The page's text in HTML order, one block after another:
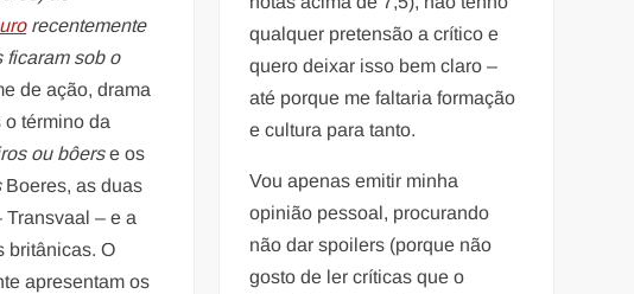
recentemente
ficaram sob o
de ação, drama
término da
ou bôerse os
Boeres, as duas
Transvaal – e a
britânicas. O
apresentam os
qualquer pretensão a crítico e
quero deixar isso bem claro –
até porque me faltaria formação
e cultura para tanto.
Vou apenas emitir minha
opinião pessoal, procurando
não dar spoilers (porque não
gosto de ler críticas que o